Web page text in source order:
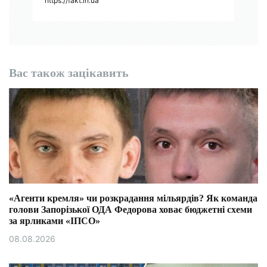
Вас також зацікавить
«Агенти кремля» чи розкрадання мільярдів? Як команда
голови Запорізької ОДА Федорова ховає бюджетні схеми
за ярликами «ІПСО»
08.08.2026